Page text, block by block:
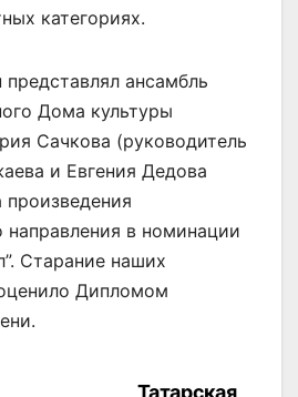
категориях.
ансамбль
Дома культуры
Сачкова (руководитель
и Евгения Дедова
произведения
направления в номинации
Старание наших
Дипломом
Татарская